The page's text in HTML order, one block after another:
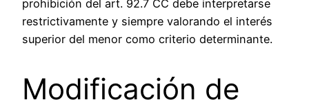
prohibición del art. 92.7 CC debe interpretarse
restrictivamente y siempre valorando el interés
superior del menor como criterio determinante.
Modificación de